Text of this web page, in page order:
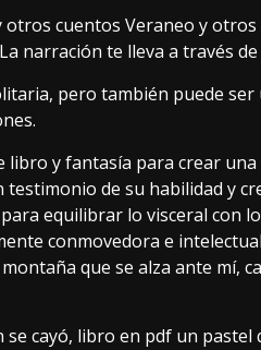
cuentos Veraneo y
narración te lleva a través
pero también puede
y fantasía para crear
de su habilidad y
equilibrar lo visceral con
conmovedora e
que se alza ante mí,
cayó, libro en pdf un pastel